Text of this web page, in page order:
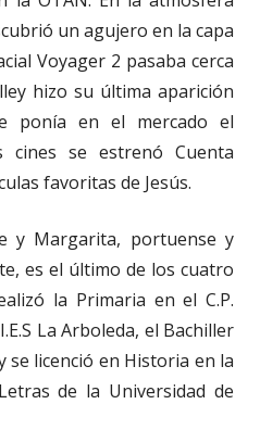
un agujero en la capa
Voyager 2 pasaba cerca
hizo su última aparición
ponía en el mercado el
cines se estrenó Cuenta
favoritas de Jesús.
y Margarita, portuense y
es el último de los cuatro
la Primaria en el C.P.
La Arboleda, el Bachiller
se licenció en Historia en la
de la Universidad de